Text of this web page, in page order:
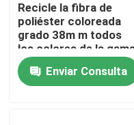
Control de Calidad
Contacto
Recicle la fibra de
poliéster coloreada
grado 38m m todos
los colores de la
Enviar Consulta